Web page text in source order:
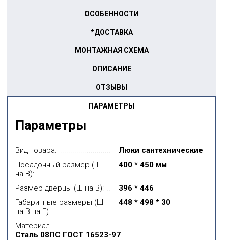
ПАРАМЕТРЫ
ОСОБЕННОСТИ
*ДОСТАВКА
МОНТАЖНАЯ СХЕМА
ОПИСАНИЕ
ОТЗЫВЫ
Параметры
Вид товара:
Люки сантехнические
Посадочный размер (Ш
на В):
400 * 450 мм
Размер дверцы (Ш на В):
396 * 446
Габаритные размеры (Ш
на В на Г):
448 * 498 * 30
Материал
Сталь 08ПС ГОСТ 16523-97